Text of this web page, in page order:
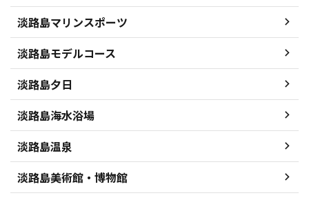
淡路島マリンスポーツ
淡路島モデルコース
淡路島夕日
淡路島海水浴場
淡路島温泉
淡路島美術館・博物館